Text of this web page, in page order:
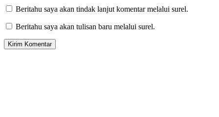
Beritahu saya akan tindak lanjut komentar melalui surel.
Beritahu saya akan tulisan baru melalui surel.